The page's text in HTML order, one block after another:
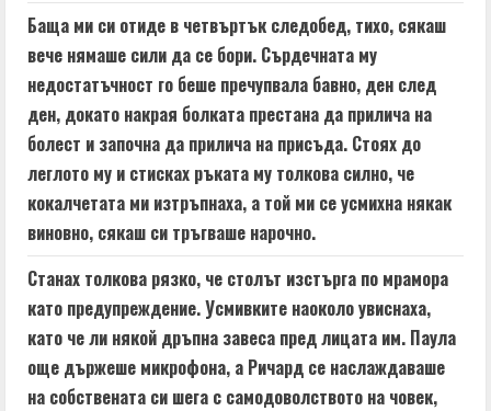
Баща ми си отиде в четвъртък следобед, тихо, сякаш
вече нямаше сили да се бори. Сърдечната му
недостатъчност го беше пречупвала бавно, ден след
ден, докато накрая болката престана да прилича на
болест и започна да прилича на присъда. Стоях до
леглото му и стисках ръката му толкова силно, че
кокалчетата ми изтръпнаха, а той ми се усмихна някак
виновно, сякаш си тръгваше нарочно.
Станах толкова рязко, че столът изстърга по мрамора
като предупреждение. Усмивките наоколо увиснаха,
като че ли някой дръпна завеса пред лицата им. Паула
още държеше микрофона, а Ричард се наслаждаваше
на собствената си шега с самодоволството на човек,